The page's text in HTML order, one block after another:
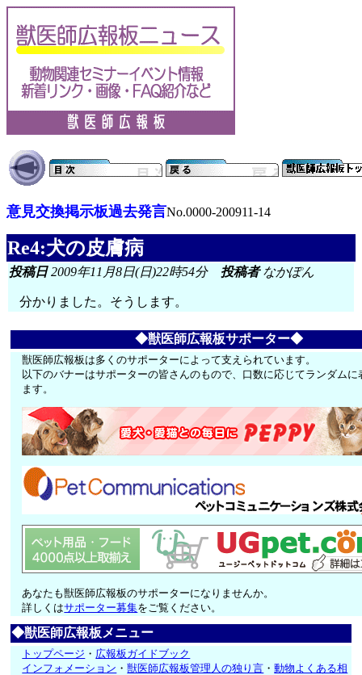
意見交換掲示板過去発言No.0000-200911-14
Re4:犬の皮膚病
投稿日2009年11月8日(日)22時54分 投稿者なかぽん
分かりました。そうします。
◆獣医師広報板サポーター◆
獣医師広報板は多くのサポーターによって支えられています。
以下のバナーはサポーターの皆さんのもので、口数に応じてランダムに
ます。
あなたも獣医師広報板のサポーターになりませんか。
詳しくはサポーター募集をご覧ください。
◆獣医師広報板メニュー
トップページ ・ 広報板ガイドブック
インフォメーション ・獣医師広報板管理人の独り言 ・動物よくある相